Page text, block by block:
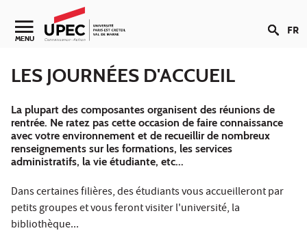
Aller au contenu
Navigation secondaire
MENU FR
LES JOURNÉES D'ACCUEIL
La plupart des composantes organisent des réunions de
rentrée. Ne ratez pas cette occasion de faire connaissance
avec votre environnement et de recueillir de nombreux
renseignements sur les formations, les services
administratifs, la vie étudiante, etc...
Dans certaines filières, des étudiants vous accueilleront par
petits groupes et vous feront visiter l'université, la
bibliothèque...